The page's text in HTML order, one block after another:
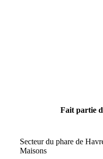
Fait partie
Secteur du phare de
Maisons